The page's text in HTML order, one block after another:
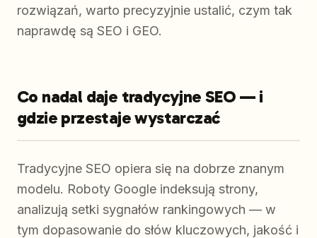
rozwiązań, warto precyzyjnie ustalić, czym tak
naprawdę są SEO i GEO.
Co nadal daje tradycyjne SEO — i
gdzie przestaje wystarczać
Tradycyjne SEO opiera się na dobrze znanym
modelu. Roboty Google indeksują strony,
analizują setki sygnałów rankingowych — w
tym dopasowanie do słów kluczowych, jakość i